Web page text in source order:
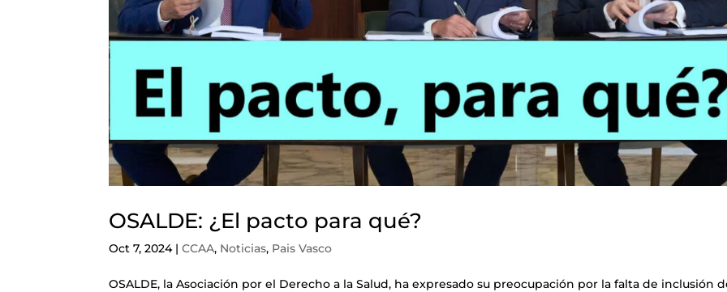
OSALDE: ¿El pacto para qué?
Oct 7, 2024|CCAA, Noticias, Pais Vasco
OSALDE, la Asociación por el Derecho a la Salud, ha expresado su preocupación por la falta de inclusión